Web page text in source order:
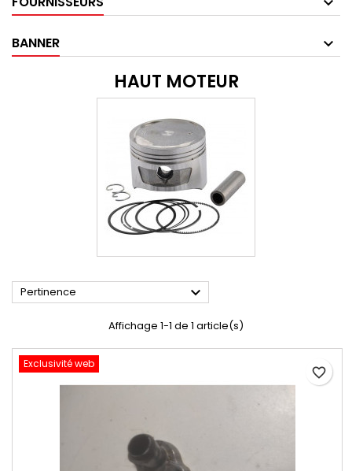
BANNER
HAUT MOTEUR
Pertinence 
Affichage 1-1 de 1 article(s)
Exclusivité web
favorite_border